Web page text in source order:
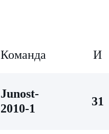
Команда И
Junost-
2010-1
31